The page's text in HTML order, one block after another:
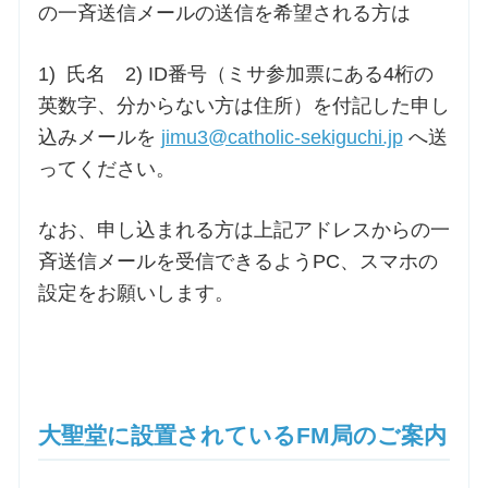
の一斉送信メールの送信を希望される方は
1) 氏名 2) ID番号（ミサ参加票にある4桁の
英数字、分からない方は住所）を付記した申し
込みメールを jimu3@catholic-sekiguchi.jpへ送
ってください。
なお、申し込まれる方は上記アドレスからの一
斉送信メールを受信できるようPC、スマホの
設定をお願いします。
大聖堂に設置されているFM局のご案内